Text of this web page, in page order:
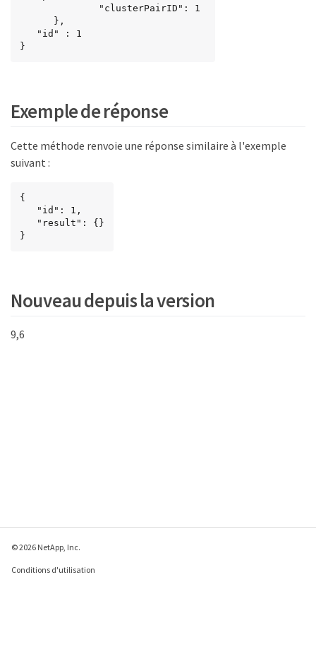
}
Exemple de réponse
Cette méthode renvoie une réponse similaire à l'exemple
suivant :
{
}
Nouveau depuis la version
9,6
© 2026 NetApp, Inc.
Conditions d'utilisation